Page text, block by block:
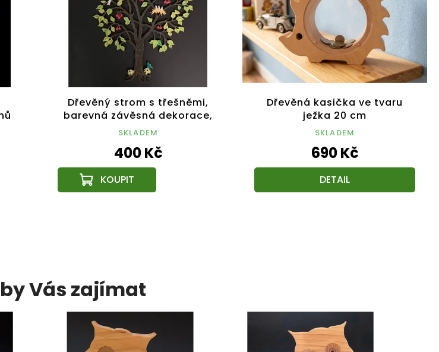
Dřevěný strom s třešněmi,
barevná závěsná dekorace,
výška 21 cm
SKLADEM
400 Kč
Dřevěná kasička ve tvaru
ježka 20 cm
SKLADEM
690 Kč
DETAIL
Vás zajímat